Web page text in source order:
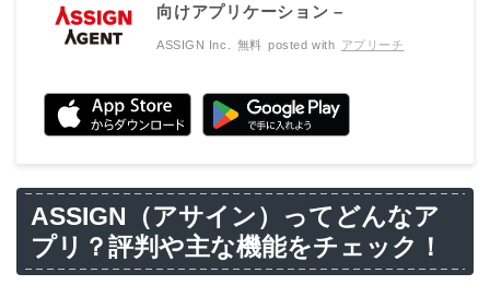
向けアプリケーション –
ASSIGN Inc. 無料 posted with アプリーチ
ASSIGN（アサイン）ってどんなア
プリ？評判や主な機能をチェック！